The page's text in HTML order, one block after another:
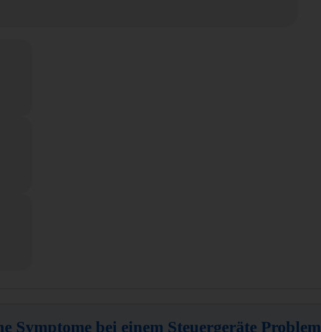
Symptome bei einem Steuergeräte Problem